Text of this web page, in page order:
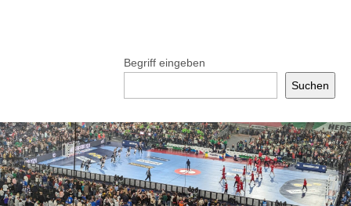
Begriff eingeben
Suchen